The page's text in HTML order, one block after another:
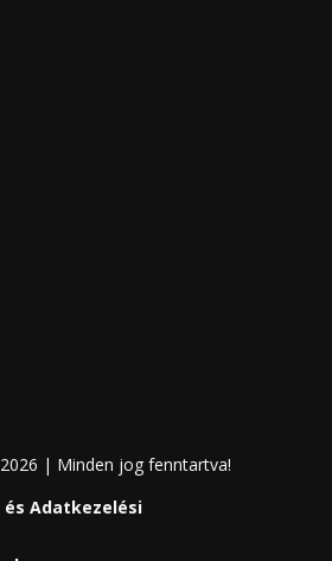
| Minden jog fenntartva!
Adatkezelési